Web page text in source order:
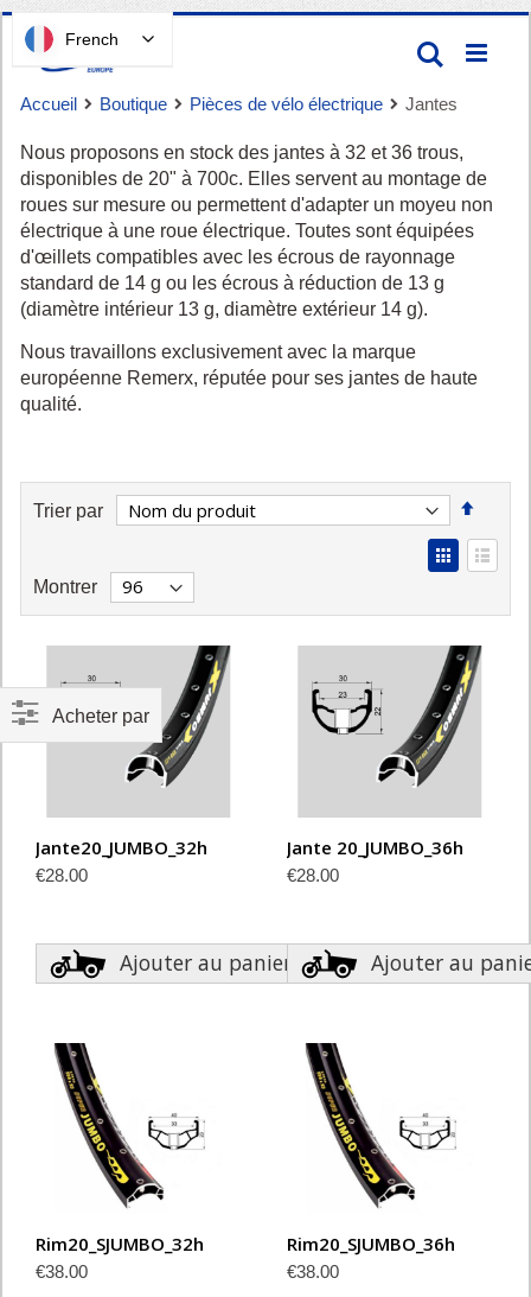
Passer
au
contenu
Panier
Accueil Boutique Pièces de vélo électrique Jantes
Nous proposons en stock des jantes à 32 et 36 trous,
disponibles de 20" à 700c. Elles servent au montage de
roues sur mesure ou permettent d'adapter un moyeu non
électrique à une roue électrique. Toutes sont équipées
d'œillets compatibles avec les écrous de rayonnage
standard de 14 g ou les écrous à réduction de 13 g
(diamètre intérieur 13 g, diamètre extérieur 14 g).
Nous travaillons exclusivement avec la marque
européenne Remerx, réputée pour ses jantes de haute
qualité.
Trier par
Définir
View
as
Montrer
Jante20_JUMBO_32h
€28.00
Ajouter au panier
Jante 20_JUMBO_36h
€28.00
Ajouter au
Rim20_SJUMBO_32h
€38.00
Rim20_SJUMBO_36h
€38.00
Acheter par
French